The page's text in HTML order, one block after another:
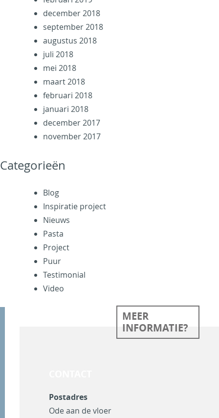
december 2018
september 2018
augustus 2018
juli 2018
mei 2018
maart 2018
februari 2018
januari 2018
december 2017
november 2017
Categorieën
Blog
Inspiratie project
Nieuws
Pasta
Project
Puur
Testimonial
Video
MEER
INFORMATIE?
Postadres
Ode aan de vloer